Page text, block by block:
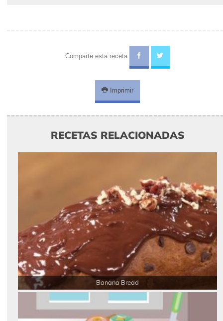
Comparte esta receta
Imprimir
RECETAS RELACIONADAS
Banana Bread